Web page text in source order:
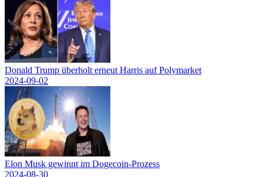
Donald Trump überholt erneut Harris auf Polymarket
2024-09-02
Elon Musk gewinnt im Dogecoin-Prozess
2024-08-30